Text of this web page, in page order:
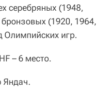
серебряных (1948,
(1920, 1964,
Олимпийских игр.
– 6 место.
Яндач.